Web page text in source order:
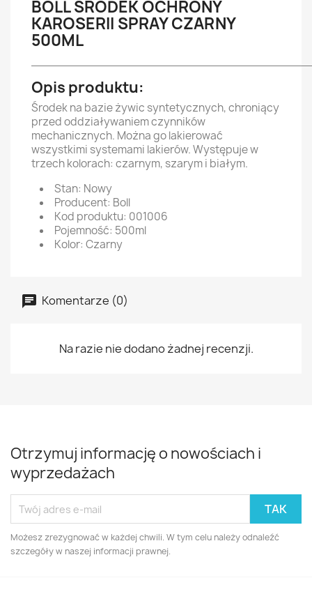
BOLL ŚRODEK OCHRONY
KAROSERII SPRAY CZARNY
500ML
Opis produktu:
Środek na bazie żywic syntetycznych, chroniący
przed oddziaływaniem czynników
mechanicznych. Można go lakierować
wszystkimi systemami lakierów. Występuje w
trzech kolorach: czarnym, szarym i białym.
Stan: Nowy
Producent: Boll
Kod produktu: 001006
Pojemność: 500ml
Kolor: Czarny
Komentarze (0)
Na razie nie dodano żadnej recenzji.
Otrzymuj informację o nowościach i
wyprzedażach
Możesz zrezygnować w każdej chwili. W tym celu należy odnaleźć
szczegóły w naszej informacji prawnej.